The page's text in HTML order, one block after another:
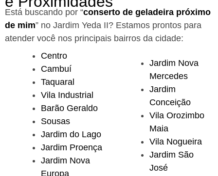
Está buscando por “conserto de geladeira próximo
de mim” no Jardim Yeda II? Estamos prontos para
atender você nos principais bairros da cidade:
Centro
Cambuí
Taquaral
Vila Industrial
Barão Geraldo
Sousas
Jardim do Lago
Jardim Proença
Jardim Nova
Europa
Jardim Nova
Mercedes
Jardim
Conceição
Vila Orozimbo
Maia
Vila Nogueira
Jardim São
José